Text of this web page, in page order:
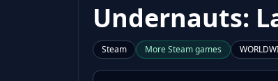
Undernauts:
Steam MoreSteamgames